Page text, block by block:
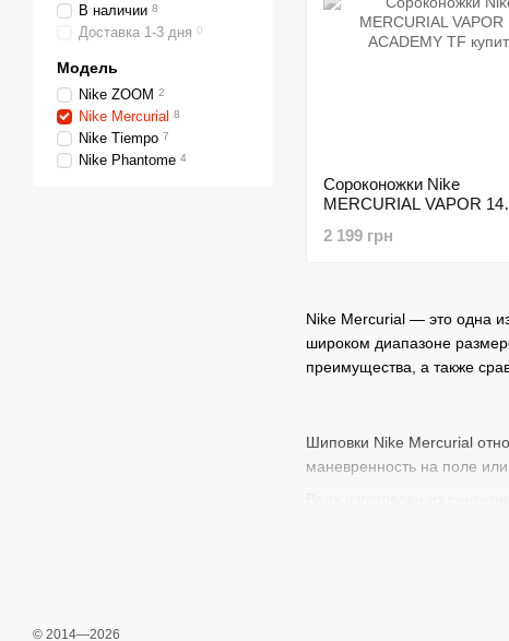
Nike Mercurial — это одна
широком диапазоне
преимущества, а также
Шиповки Nike Mercurial
маневренность на поле
Примечательна
Сороконожки Nike
MERCURIAL VAPOR 14
2 199 грн
В наличии 8
Доставка 1-3 дня 0
Модель
Nike ZOOM 2
Nike Mercurial 8
Nike Tiempo 7
Nike Phantome 4
© 2014—2026